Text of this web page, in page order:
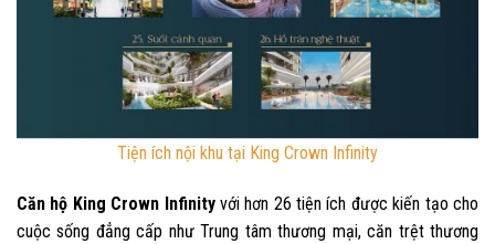
Tiện ích nội khu tại King Crown Infinity
Căn hộ King Crown Infinityvới hơn 26 tiện ích được kiến tạo cho
cuộc sống đẳng cấp như Trung tâm thương mại, căn trệt thương